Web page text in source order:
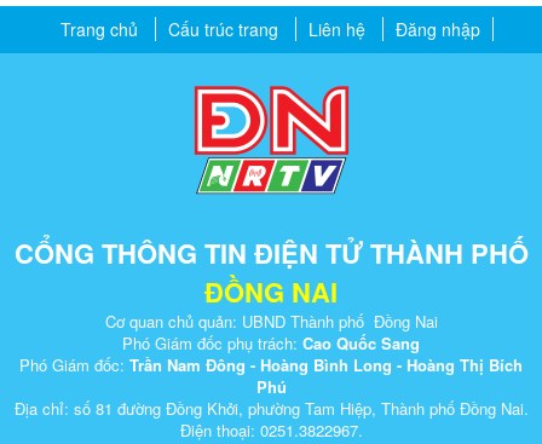
Trang chủ Cấu trúc trang Liên hệ Đăng nhập
CỔNG THÔNG TIN ĐIỆN TỬ THÀNH PHỐ
ĐỒNG NAI
Cơ quan chủ quản: UBND Thành phố Đồng Nai
Phó Giám đốc phụ trách: Cao Quốc Sang
Phó Giám đốc: Trần Nam Đông - Hoàng Bình Long - Hoàng Thị Bích
Phú
Địa chỉ: số 81 đường Đồng Khởi, phường Tam Hiệp, Thành phố Đồng Nai.
Điện thoại: 0251.3822967.